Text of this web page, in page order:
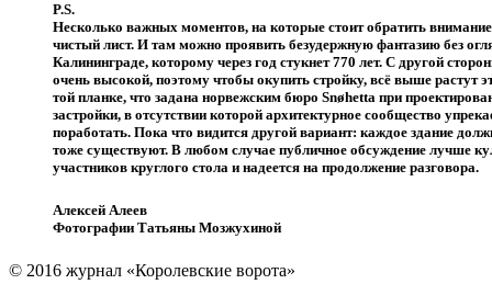
P.S.
Несколько важных моментов, на которые стоит обратить
чистый лист. И там можно проявить безудержную фантазию без
Калининграде, которому через год стукнет 770 лет. С другой
очень высокой, поэтому чтобы окупить стройку, всё выше растут
той планке, что задана норвежским бюро Snøhetta при
застройки, в отсутствии которой архитектурное сообщество
поработать. Пока что видится другой вариант: каждое здание
тоже существуют. В любом случае публичное обсуждение лучше
участников круглого стола и надеется на продолжение разговора.
Алексей Алеев
Фотографии Татьяны Мозжухиной
© 2016 журнал «Королевские ворота»